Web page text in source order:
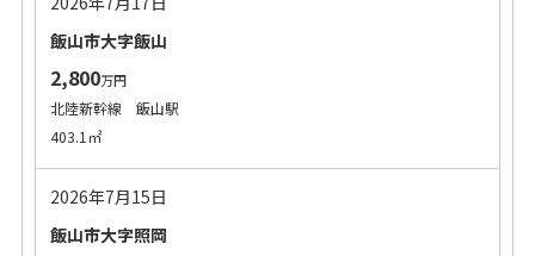
飯山市大字飯山
2,800万円
北陸新幹線 飯山駅
403.1㎡
2026年7月15日
飯山市大字照岡